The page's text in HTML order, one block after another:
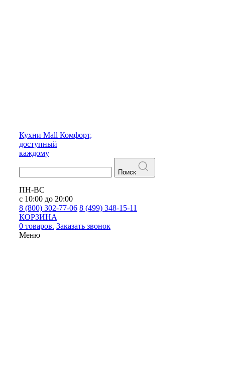
Кухни Mall Комфорт,
доступный
каждому
Поиск
ПН-ВС
с 10:00 до 20:00
8 (800) 302-77-06 8 (499) 348-15-11
КОРЗИНА
0 товаров. Заказать звонок
Меню